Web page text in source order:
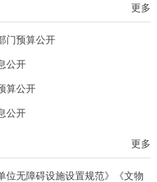
更多
门预算公开
公开
算公开
公开
更多
位无障碍设施设置规范》《文物